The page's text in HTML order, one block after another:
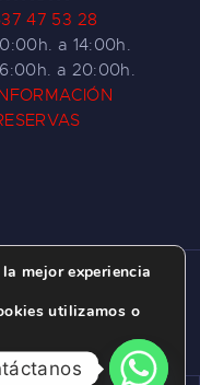
47 53 28
a 14:00h.
a 20:00h.
©
2026.
1, SALINAS
mejor experiencia
utilizamos o